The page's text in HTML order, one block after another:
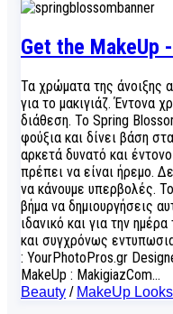
Get the MakeUp
Τα χρώματα της άνοιξης
για το μακιγιάζ. Έντονα
διάθεση. Το Spring
φούξια και δίνει βάση
αρκετά δυνατό και
πρέπει να είναι ήρεμο.
να κάνουμε υπερβολές.
βήμα να δημιουργήσεις
ιδανικό και για την
και συγχρόνως
: YourPhotoPros.gr
MakeUp : MakigiazCom…
Beauty / MakeUp Looks